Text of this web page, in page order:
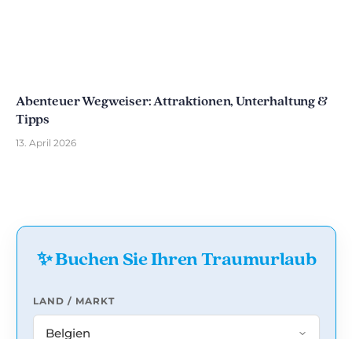
Abenteuer Wegweiser: Attraktionen, Unterhaltung &
Tipps
13. April 2026
✨ Buchen Sie Ihren Traumurlaub
LAND / MARKT